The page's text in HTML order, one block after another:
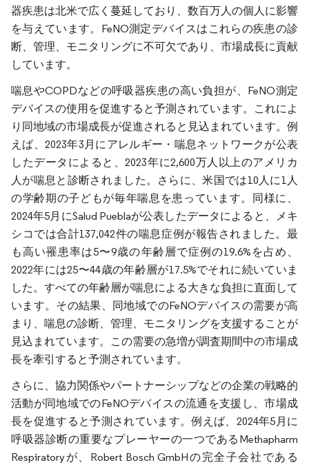
器疾患は北米で広く蔓延しており、数百万人の個人に影響
を与えています。FeNO測定デバイスはこれらの疾患の診
断、管理、モニタリングに不可欠であり、市場成長に貢献
しています。
喘息やCOPDなどの呼吸器疾患の高い負担が、FeNO測定
デバイスの使用を促進すると予測されています。これによ
り同地域の市場成長が促進されると見込まれています。例
えば、2023年3月にアレルギー・喘息ネットワークが公表
したデータによると、2023年に2,600万人以上のアメリカ
人が喘息と診断されました。さらに、米国では10人に1人
の学齢期の子どもが毎年喘息を患っています。同様に、
2024年5月にSalud Pueblaが公表したデータによると、メキ
シコでは合計137,042件の喘息症例が報告されました。最
も高い罹患率は5〜9歳の年齢層で症例の19.6%を占め、
2022年には25〜44歳の年齢層が17.5%でそれに続いていま
した。すべての年齢層が喘息による大きな負担に直面して
います。その結果、同地域でのFeNOデバイスの需要が高
まり、喘息の診断、管理、モニタリングを支援することが
見込まれています。この需要の急増が調査期間中の市場成
長を牽引すると予測されています。
さらに、協力関係やパートナーシップなどの企業の戦略的
活動が同地域でのFeNOデバイスの流通を支援し、市場成
長を促進すると予測されています。例えば、2024年5月に
呼吸器診断の重要なプレーヤーの一つであるMethapharm
Respiratoryが、Robert Bosch GmbHの完全子会社である